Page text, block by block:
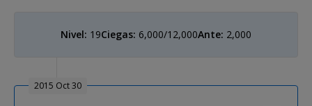
Nivel: 19Ciegas: 6,000/12,000Ante: 2,000
2015 Oct 30